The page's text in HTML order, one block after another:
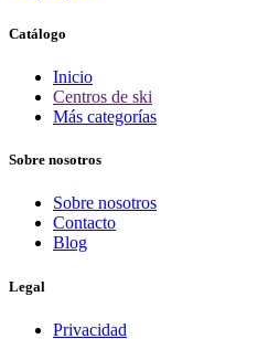
Catálogo
Inicio
Centros de ski
Más categorías
Sobre nosotros
Sobre nosotros
Contacto
Blog
Legal
Privacidad